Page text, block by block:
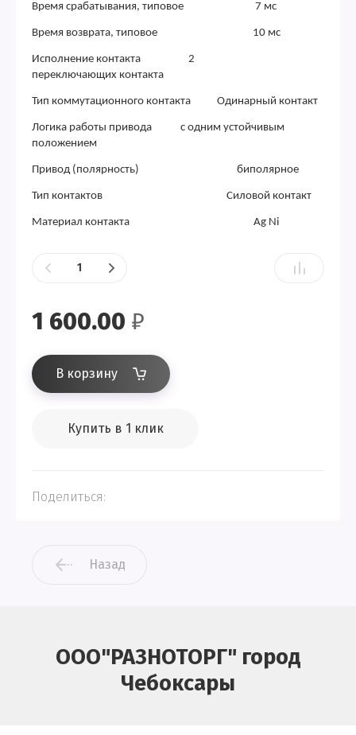
Время срабатывания, типовое 7 мс
Время возврата, типовое 10 мс
Исполнение контакта 2
переключающих контакта
Тип коммутационного контакта Одинарный контакт
Логика работы привода с одним устойчивым
положением
Привод (полярность) биполярное
Тип контактов Силовой контакт
Материал контакта Ag Ni
1 600.00 ₽
В корзину
Купить в 1 клик
Поделиться:
Назад
ООО"РАЗНОТОРГ" город
Чебоксары